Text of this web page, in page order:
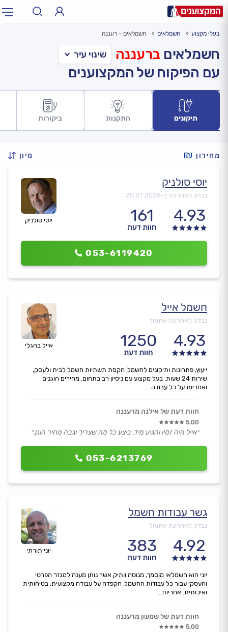
עירעיר: תל אביב, חיפה…
בעלי מקצוע חשמלאים חשמלאים - רעננה
חשמלאים ברעננה
עם הפיקוח של המקצוענים
תיקונים התקנות ביקורות
מחירון מיון
יוסי סולניק
יוסי סולניק
נבדק לאחרונה ב-20.07.2026
4.93
161
חוות דעת
053-6119420
אייל בהגלי
חשמל אייל
נבדק לאחרונה אתמול
4.93
1250
חוות דעת
053-6213769
ייעוץ, פתרונות ותיקונים לחשמל, הקמת תשתיות חשמל לבית ולעסק,
שירות 24 שעות. בעל מקצוע עם ניסיון רב בתחום. מחירים הוגנים
ואחריות על כל עבודה....
חוות דעת של אילנה מרעננה
5.00
״אייל היה זמין והגיע מיד, ביצע כל מה שצריך וגבה מחיר הוגן.״
יוני תורתי
גשר עבודות חשמל
נבדק לאחרונה אתמול
4.92
383
חוות דעת
יוני הוא חשמלאי מוסמך, מנוסה וותיק אשר נותן מענה למגזר הפרטי
והעסקי עבור כל עבודות החשמל. הקפדה על עבודה מקצועית, בטיחותית
ואיכותית. אחריות...
חוות דעת של שמעון מרעננה
5.00